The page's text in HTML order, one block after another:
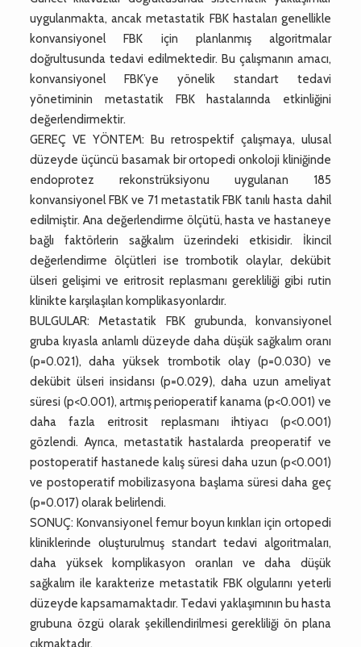
uygulanmakta, ancak metastatik FBK hastaları genellikle
konvansiyonel FBK için planlanmış algoritmalar
doğrultusunda tedavi edilmektedir. Bu çalışmanın amacı,
konvansiyonel FBK’ye yönelik standart tedavi
yönetiminin metastatik FBK hastalarında etkinliğini
değerlendirmektir.
GEREÇ VE YÖNTEM: Bu retrospektif çalışmaya, ulusal
düzeyde üçüncü basamak bir ortopedi onkoloji kliniğinde
endoprotez rekonstrüksiyonu uygulanan 185
konvansiyonel FBK ve 71 metastatik FBK tanılı hasta dahil
edilmiştir. Ana değerlendirme ölçütü, hasta ve hastaneye
bağlı faktörlerin sağkalım üzerindeki etkisidir. İkincil
değerlendirme ölçütleri ise trombotik olaylar, dekübit
ülseri gelişimi ve eritrosit replasmanı gerekliliği gibi rutin
klinikte karşılaşılan komplikasyonlardır.
BULGULAR: Metastatik FBK grubunda, konvansiyonel
gruba kıyasla anlamlı düzeyde daha düşük sağkalım oranı
(p=0.021), daha yüksek trombotik olay (p=0.030) ve
dekübit ülseri insidansı (p=0.029), daha uzun ameliyat
süresi (p<0.001), artmış perioperatif kanama (p<0.001) ve
daha fazla eritrosit replasmanı ihtiyacı (p<0.001)
gözlendi. Ayrıca, metastatik hastalarda preoperatif ve
postoperatif hastanede kalış süresi daha uzun (p<0.001)
ve postoperatif mobilizasyona başlama süresi daha geç
(p=0.017) olarak belirlendi.
SONUÇ: Konvansiyonel femur boyun kırıkları için ortopedi
kliniklerinde oluşturulmuş standart tedavi algoritmaları,
daha yüksek komplikasyon oranları ve daha düşük
sağkalım ile karakterize metastatik FBK olgularını yeterli
düzeyde kapsamamaktadır. Tedavi yaklaşımının bu hasta
grubuna özgü olarak şekillendirilmesi gerekliliği ön plana
çıkmaktadır.